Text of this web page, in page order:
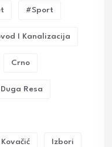
#sport
I Kanalizacija
Crno
Duga Resa
Izbori